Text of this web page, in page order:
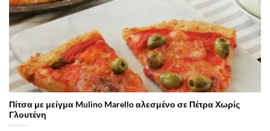
Πίτσα με μείγμα Mulino Marello αλεσμένο σε Πέτρα Χωρίς
Γλουτένη